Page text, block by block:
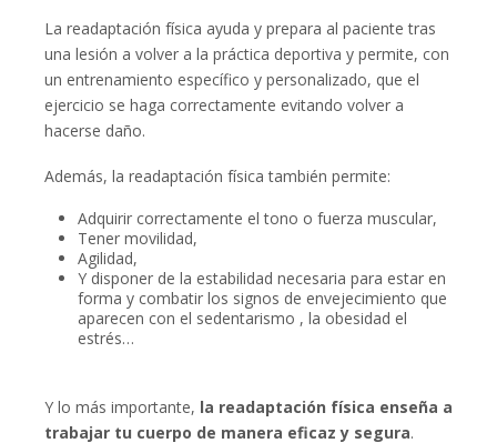
La readaptación física ayuda y prepara al paciente tras
una lesión a volver a la práctica deportiva y permite, con
un entrenamiento específico y personalizado, que el
ejercicio se haga correctamente evitando volver a
hacerse daño.
Además, la readaptación física también permite:
Adquirir correctamente el tono o fuerza muscular,
Tener movilidad,
Agilidad,
Y disponer de la estabilidad necesaria para estar en
forma y combatir los signos de envejecimiento que
aparecen con el sedentarismo , la obesidad el
estrés…
Y lo más importante, la readaptación física enseña a
trabajar tu cuerpo de manera eficaz y segura.